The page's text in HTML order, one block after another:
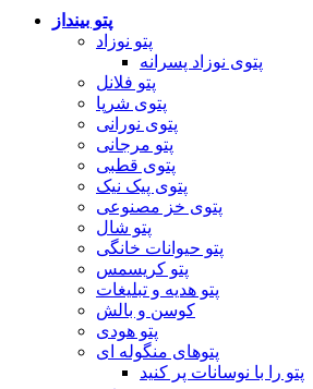
پتو بینداز
پتو نوزاد
پتوی نوزاد پسرانه
پتو فلانل
پتوی شرپا
پتوی نورانی
پتو مرجانی
پتوی قطبی
پتوی پیک نیک
پتوی خز مصنوعی
پتو شال
پتو حیوانات خانگی
پتو کریسمس
پتو هدیه و تبلیغات
کوسن و بالش
پتو هودی
پتوهای منگوله ای
پتو را با نوسانات پر کنید